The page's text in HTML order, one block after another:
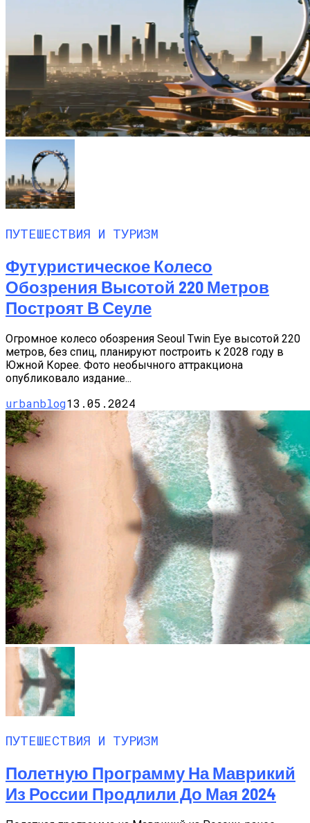
ПУТЕШЕСТВИЯ И ТУРИЗМ
Футуристическое Колесо
Обозрения Высотой 220 Метров
Построят В Сеуле
Огромное колесо обозрения Seoul Twin Eye высотой 220
метров, без спиц, планируют построить к 2028 году в
Южной Корее. Фото необычного аттракциона
опубликовало издание...
urbanblog13.05.2024
ПУТЕШЕСТВИЯ И ТУРИЗМ
Полетную Программу На Маврикий
Из России Продлили До Мая 2024